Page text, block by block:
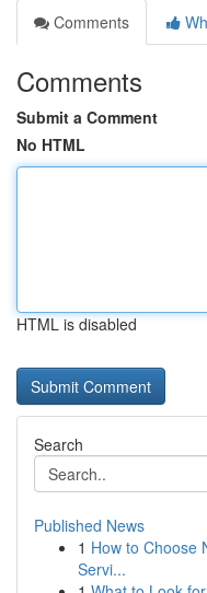
Comments
Comments
Submit a Comment
No HTML
HTML is disabled
Search
Published News
1 How to Choose
Servi...